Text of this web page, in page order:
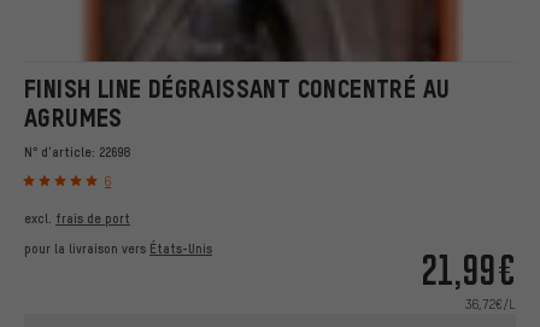
FINISH LINE DÉGRAISSANT CONCENTRÉ AU
AGRUMES
N° d'article: 22698
6
21,99€
36,72€/L
excl. frais de port
pour la livraison vers États-Unis